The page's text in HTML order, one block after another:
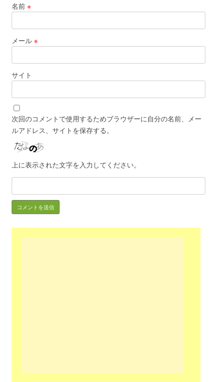
名前 ※
メール ※
サイト
次回のコメントで使用するためブラウザーに自分の名前、メー
ルアドレス、サイトを保存する。
上に表示された文字を入力してください。